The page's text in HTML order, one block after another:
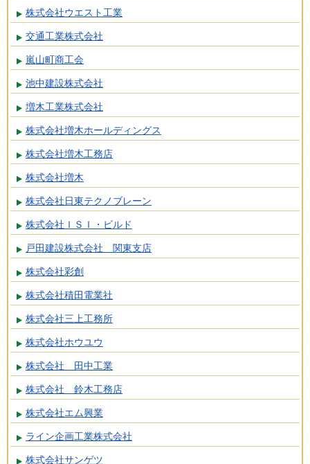
株式会社ウエスト工業
交通工業株式会社
嵐山町商工会
池中建設株式会社
増木工業株式会社
株式会社増木ホールディングス
株式会社増木工務店
株式会社増木
株式会社日東テクノブレーン
株式会社ＩＳＩ・ビルド
戸田建設株式会社 関東支店
株式会社彩創
株式会社積田電業社
株式会社三上工務所
株式会社ホウユウ
株式会社 田中工業
株式会社 鈴木工務店
株式会社エム興業
ライン企画工業株式会社
株式会社サンゲツ